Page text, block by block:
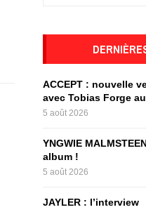
o
r
:
ACCEPT : nouvelle
avec Tobias Forge
5 août 2026
YNGWIE
album !
5 août 2026
JAYLER : l’interview